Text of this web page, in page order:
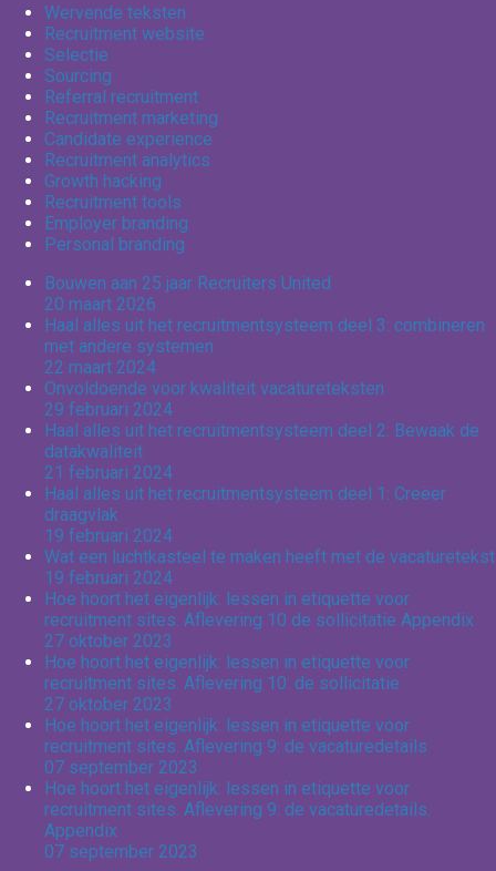
Wervende teksten
Recruitment website
Selectie
Sourcing
Referral recruitment
Recruitment marketing
Candidate experience
Recruitment analytics
Growth hacking
Recruitment tools
Employer branding
Personal branding
Bouwen aan 25 jaar Recruiters United
20 maart 2026
Haal alles uit het recruitmentsysteem deel 3: combineren
met andere systemen
22 maart 2024
Onvoldoende voor kwaliteit vacatureteksten
29 februari 2024
Haal alles uit het recruitmentsysteem deel 2: Bewaak de
datakwaliteit
21 februari 2024
Haal alles uit het recruitmentsysteem deel 1: Creëer
draagvlak
19 februari 2024
Wat een luchtkasteel te maken heeft met de vacaturetekst
19 februari 2024
Hoe hoort het eigenlijk: lessen in etiquette voor
recruitment sites. Aflevering 10 de sollicitatie Appendix
27 oktober 2023
Hoe hoort het eigenlijk: lessen in etiquette voor
recruitment sites. Aflevering 10: de sollicitatie
27 oktober 2023
Hoe hoort het eigenlijk: lessen in etiquette voor
recruitment sites. Aflevering 9: de vacaturedetails
07 september 2023
Hoe hoort het eigenlijk: lessen in etiquette voor
recruitment sites. Aflevering 9: de vacaturedetails.
Appendix
07 september 2023